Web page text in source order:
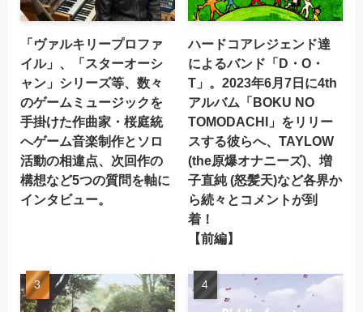
「ヴァルキリープロファ
イル」、「スターオーシ
ャン」シリーズ等、数々
のゲームミュージックを
手掛けた作曲家・桜庭統
へゲーム音楽制作とソロ
活動の相違点、次回作の
構想など5つの質問を軸に
インタビュー。
ハードコアレジェンド達
によるバンド「D・O・
T」。2023年6月7日に4th
アルバム「BOKU NO
TOMODACHI」をリリー
スする彼らへ、TAYLOW
(the原爆オナニーズ)、増
子直純 (怒髪天)など各界か
ら続々とコメントが到
着！
【前編】